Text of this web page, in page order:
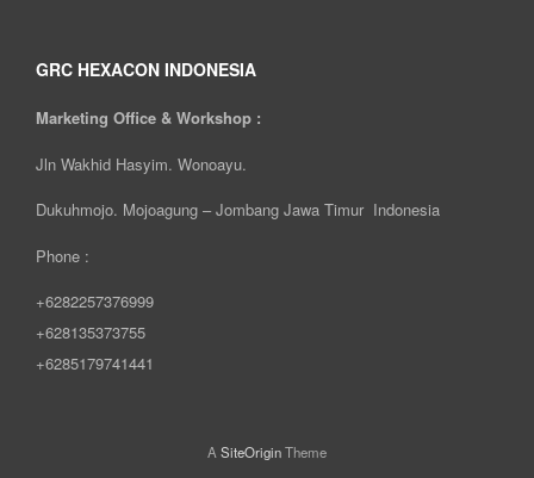
GRC HEXACON INDONESIA
Marketing Office & Workshop :
Jln Wakhid Hasyim. Wonoayu.
Dukuhmojo. Mojoagung – Jombang Jawa Timur Indonesia
Phone :
+6282257376999
+628135373755
+6285179741441
A SiteOriginTheme